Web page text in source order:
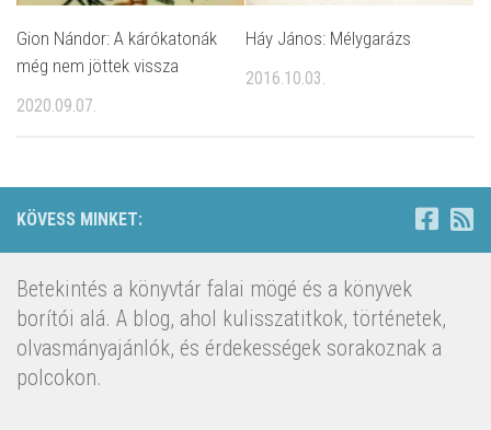
Gion Nándor: A kárókatonák
még nem jöttek vissza
2020.09.07.
Háy János: Mélygarázs
2016.10.03.
KÖVESS MINKET:
Betekintés a könyvtár falai mögé és a könyvek
borítói alá. A blog, ahol kulisszatitkok, történetek,
olvasmányajánlók, és érdekességek sorakoznak a
polcokon.